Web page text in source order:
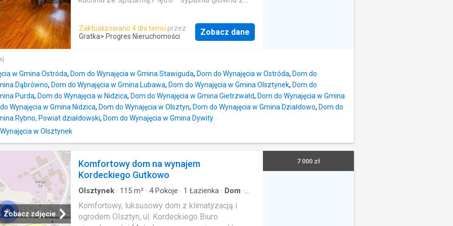
umeblowany, z bezpośrednim wyjściem na taras i
zadbany ogródek. Kuchnia: nowoczesna,
Przedpokój: z szafą w zabudowie. PIĘTRO
(strefa prywatna): 3 niezależne pokoje: idealne na
sypialnię główną, po
gazowe,kominek. Internet - światłowód.Garaż na 1
samochód oraz dwa miejsca na podjeździe.Za
dom na wynajem, powierzchnia: m2, cena: 6000
PLN5 pokoi Oferta nr: 1542686559
Zaktualizowano 4 dni temu przez
Gratka> Progres Nieruchomości Zobacz dane
w Gmina Ostróda, Dom do Wynajęcia w Gmina Stawiguda, Dom do Wynajęcia w Ostróda, Dom do
Dąbrówno, Dom do Wynajęcia w Gmina Lubawa, Dom do Wynajęcia w Gmina Olsztynek, Dom do
Purda, Dom do Wynajęcia w Nidzica, Dom do Wynajęcia w Gmina Gietrzwałd, Dom do Wynajęcia w Gmina
Wynajęcia w Gmina Nidzica, Dom do Wynajęcia w Olsztyn, Dom do Wynajęcia w Gmina Działdowo, Dom do
Rybno, Powiat działdowski, Dom do Wynajęcia w Gmina Dywity
w Olsztynek
Zobacz zdjęcie
Komfortowy dom na wynajem
Kordeckiego Gutkowo
Olsztynek · 115 m² · 4Pokoje · 1 Łazienka · Dom ·
Ogród
Komfortowy, luksusowy dom z klimatyzacją i
ogrodem Olsztyn, ul. Kordeckiego Biuro
7 000 zł